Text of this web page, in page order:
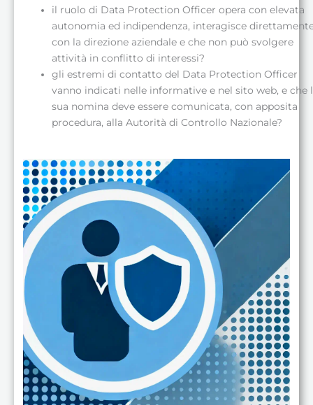
il ruolo di Data Protection Officer opera con elevata
autonomia ed indipendenza, interagisce
con la direzione aziendale e che non può svolgere
attività in conflitto di interessi?
gli estremi di contatto del Data Protection Officer
vanno indicati nelle informative e nel sito web, e che
sua nomina deve essere comunicata, con apposita
procedura, alla Autorità di Controllo Nazionale?